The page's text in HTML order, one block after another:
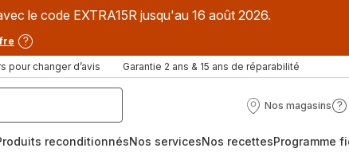
le code EXTRA15R jusqu'au 16 août 2026.
pour changer d’avis Garantie 2 ans & 15 ans de réparabilité
Nos magasins
Nos
?
reconditionnésNos servicesNos recettesProgramme